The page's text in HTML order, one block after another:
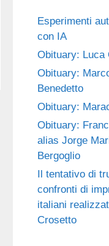
Esperimenti
con IA
Obituary: Luca
Obituary:
Benedetto
Obituary:
Obituary:
alias Jorge
Bergoglio
Il tentativo di
confronti di
italiani
Crosetto